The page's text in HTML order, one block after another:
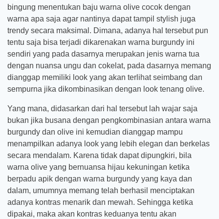
bingung menentukan baju warna olive cocok dengan
warna apa saja agar nantinya dapat tampil stylish juga
trendy secara maksimal. Dimana, adanya hal tersebut pun
tentu saja bisa terjadi dikarenakan warna burgundy ini
sendiri yang pada dasarnya merupakan jenis warna tua
dengan nuansa ungu dan cokelat, pada dasarnya memang
dianggap memiliki look yang akan terlihat seimbang dan
sempurna jika dikombinasikan dengan look tenang olive.
Yang mana, didasarkan dari hal tersebut lah wajar saja
bukan jika busana dengan pengkombinasian antara warna
burgundy dan olive ini kemudian dianggap mampu
menampilkan adanya look yang lebih elegan dan berkelas
secara mendalam. Karena tidak dapat dipungkiri, bila
warna olive yang bernuansa hijau kekuningan ketika
berpadu apik dengan warna burgundy yang kaya dan
dalam, umumnya memang telah berhasil menciptakan
adanya kontras menarik dan mewah. Sehingga ketika
dipakai, maka akan kontras keduanya tentu akan